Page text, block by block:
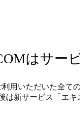
はサー
利用いただいた全て
は新サービス「エ